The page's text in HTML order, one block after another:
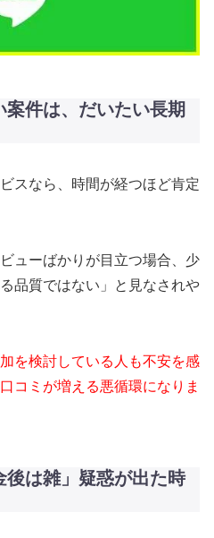
件は、だいたい長期
スなら、時間が経つほど肯定
ューばかりが目立つ場合、少
品質ではない」と見なされや
を検討している人も不安を感
コミが増える悪循環になりま
後は雑」疑惑が出た時